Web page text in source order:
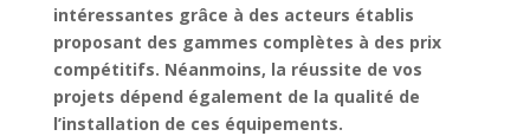
intéressantes grâce à des acteurs établis
proposant des gammes complètes à des prix
compétitifs. Néanmoins, la réussite de vos
projets dépend également de la qualité de
l’installation de ces équipements.